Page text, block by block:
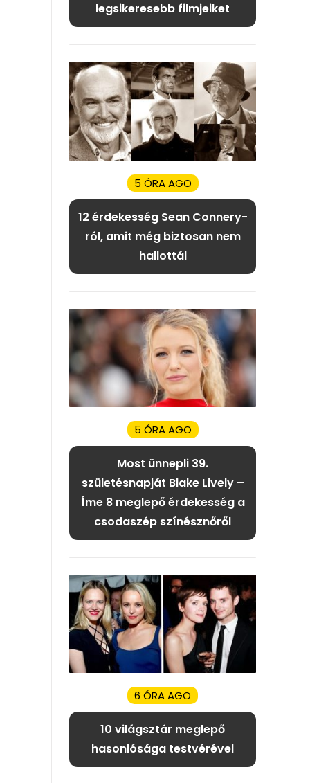
legsikeresebb filmjeiket
5 ÓRA AGO
12 érdekesség Sean Connery-
ról, amit még biztosan nem
hallottál
5 ÓRA AGO
Most ünnepli 39.
születésnapját Blake Lively –
Íme 8 meglepő érdekesség a
csodaszép színésznőről
6 ÓRA AGO
10 világsztár meglepő
hasonlósága testvérével